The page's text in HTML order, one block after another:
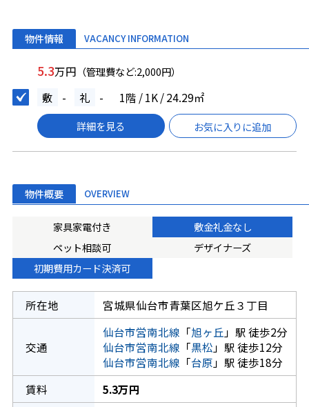
物件情報 VACANCY INFORMATION
5.3万円 （管理費など:2,000円）
敷 - 礼 - 1階 / 1K / 24.29㎡
詳細を見る お気に入りに追加
物件概要 OVERVIEW
家具家電付き
敷金礼金なし
ペット相談可
デザイナーズ
初期費用カード決済可
所在地 宮城県仙台市青葉区旭ケ丘３丁目
交通
仙台市営南北線 「旭ヶ丘 」駅 徒歩2分
仙台市営南北線 「黒松 」駅 徒歩12分
仙台市営南北線 「台原 」駅 徒歩18分
賃料
5.3万円